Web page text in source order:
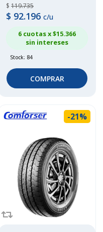
$ 119.735
$ 92.196 c/u
6 cuotas x $15.366
sin intereses
Stock: 84
COMPRAR
-21%